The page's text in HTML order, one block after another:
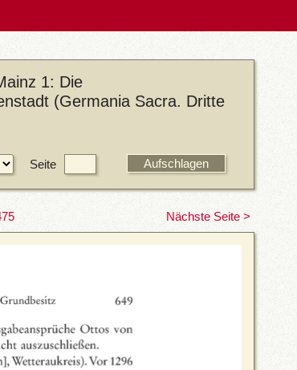
1: Die
(Germania Sacra. Dritte
Seite
Nächste Seite >